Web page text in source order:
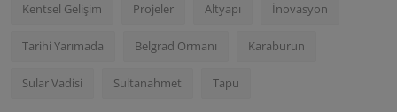
Kentsel Gelişim Projeler Altyapı İnovasyon
Tarihi Yarımada Belgrad Ormanı Karaburun
Sular Vadisi Sultanahmet Tapu